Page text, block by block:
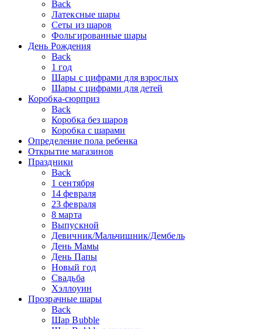
Back
Латексные шары
Сеты из шаров
Фольгированные шары
День Рождения
Back
1 год
Шары с цифрами для взрослых
Шары с цифрами для детей
Коробка-сюрприз
Back
Коробка без шаров
Коробка с шарами
Определение пола ребенка
Открытие магазинов
Праздники
Back
1 сентября
14 февраля
23 февраля
8 марта
Выпускной
Девичник/Мальчишник/Дембель
День Мамы
День Папы
Новый год
Свадьба
Хэллоуин
Прозрачные шары
Back
Шар Bubble